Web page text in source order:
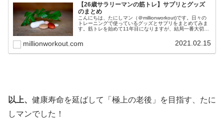
【26歳サラリーマンの筋トレ】サプリとグッズ
のまとめ
こんにちは、たにしマン（＠millionworkout)です。日々の
トレーニングで使っているグッズとサプリをまとめてみま
す。筋トレを始めて11年目になりますが、結局一番大切な
millionworkout.com 2021.02.15
以上、 健康寿命を延ばして「極上の老後」を目指す、たに
しマンでした！